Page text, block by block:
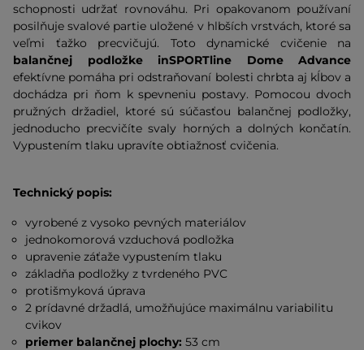
schopnosti udržať rovnováhu. Pri opakovanom používaní
posilňuje svalové partie uložené v hlbších vrstvách, ktoré sa
veľmi ťažko precvičujú. Toto dynamické cvičenie na
balančnej podložke inSPORTline Dome Advance
efektívne pomáha pri odstraňovaní bolesti chrbta aj kĺbov a
dochádza pri ňom k spevneniu postavy. Pomocou dvoch
pružných držadiel, ktoré sú súčasťou balančnej podložky,
jednoducho precvičíte svaly horných a dolných končatín.
Vypustením tlaku upravíte obtiažnosť cvičenia.
Technický popis:
vyrobené z vysoko pevných materiálov
jednokomorová vzduchová podložka
upravenie záťaže vypustením tlaku
základňa podložky z tvrdeného PVC
protišmyková úprava
2 prídavné držadlá, umožňujúce maximálnu variabilitu
cvikov
priemer balančnej plochy: 53 cm